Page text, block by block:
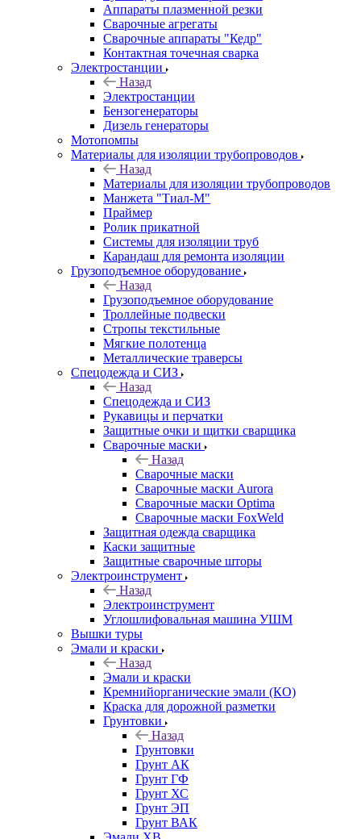
Аппараты плазменной резки
Сварочные агрегаты
Сварочные аппараты "Кедр"
Контактная точечная сварка
Электростанции
Назад
Электростанции
Бензогенераторы
Дизель генераторы
Мотопомпы
Материалы для изоляции трубопроводов
Назад
Материалы для изоляции трубопроводов
Манжета "Тиал-М"
Праймер
Ролик прикатной
Системы для изоляции труб
Карандаш для ремонта изоляции
Грузоподъемное оборудование
Назад
Грузоподъемное оборудование
Троллейные подвески
Стропы текстильные
Мягкие полотенца
Металлические траверсы
Спецодежда и СИЗ
Назад
Спецодежда и СИЗ
Рукавицы и перчатки
Защитные очки и щитки сварщика
Сварочные маски
Назад
Сварочные маски
Сварочные маски Aurora
Сварочные маски Optima
Сварочные маски FoxWeld
Защитная одежда сварщика
Каски защитные
Защитные сварочные шторы
Электроинструмент
Назад
Электроинструмент
Углошлифовальная машина УШМ
Вышки туры
Эмали и краски
Назад
Эмали и краски
Кремнийорганические эмали (КО)
Краска для дорожной разметки
Грунтовки
Назад
Грунтовки
Грунт АК
Грунт ГФ
Грунт ХС
Грунт ЭП
Грунт ВАК